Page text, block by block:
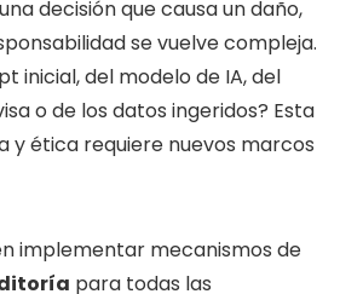
decisión que causa un daño,
se vuelve compleja.
inicial, del modelo de IA, del
o de los datos ingeridos? Esta
y ética requiere nuevos marcos
implementar mecanismos de
para todas las